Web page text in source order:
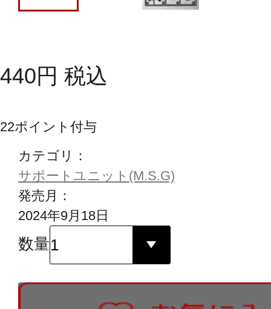
440円 税込
22ポイント付与
カテゴリ：
サポートユニット(M.S.G)
発売月：
2024年9月18日
数量